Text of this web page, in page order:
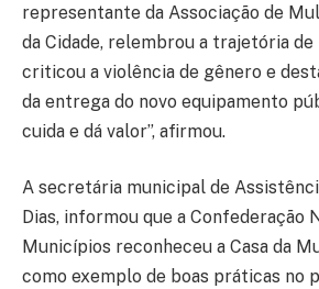
representante da Associação de
da Cidade, relembrou a trajetória
criticou a violência de gênero e
da entrega do novo equipamento
cuida e dá valor”, afirmou.
A secretária municipal de
Dias, informou que a Confederação
Municípios reconheceu a Casa da
como exemplo de boas práticas no